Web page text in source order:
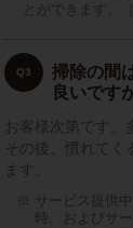
とができます。［
Q3
掃除の間
良いです
お客様次第です。
その後、慣れてく
ます。
サービス提供
時、およびサ